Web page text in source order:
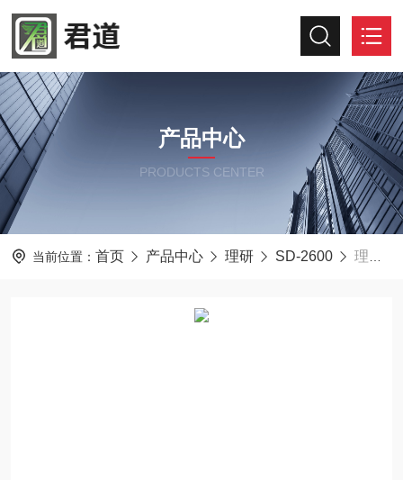
产品中心
PRODUCTS CENTER
当前位置： 首页 产品中心 理研 SD-2600 理研SD-2600防爆气体检测器直插250mmNMP用